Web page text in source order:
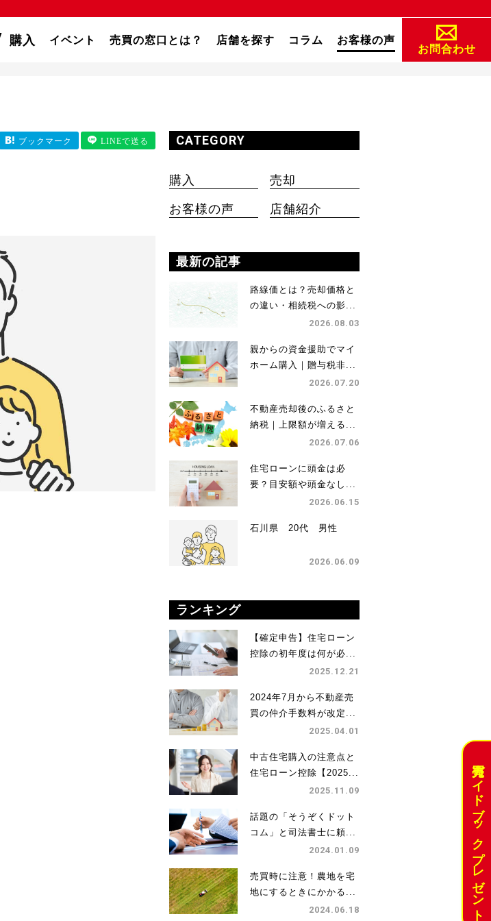
購入 イベント 売買の窓口とは？ 店舗を探す コラム お客様の声
お問合わせ
CATEGORY
購入 売却
お客様の声 店舗紹介
最新の記事
路線価とは？売却価格と
の違い・相続税への影...
2026.08.03
親からの資金援助でマイ
ホーム購入｜贈与税非...
2026.07.20
不動産売却後のふるさと
納税｜上限額が増える...
2026.07.06
住宅ローンに頭金は必
要？目安額や頭金なし...
2026.06.15
石川県 20代 男性
2026.06.09
ランキング
【確定申告】住宅ローン
控除の初年度は何が必...
2025.12.21
2024年7月から不動産売
買の仲介手数料が改定...
2025.04.01
中古住宅購入の注意点と
住宅ローン控除【2025...
2025.11.09
話題の「そうぞくドット
コム」と司法書士に頼...
2024.01.09
売買時に注意！農地を宅
地にするときにかかる...
2024.06.18
売買ガイドブックプレゼント